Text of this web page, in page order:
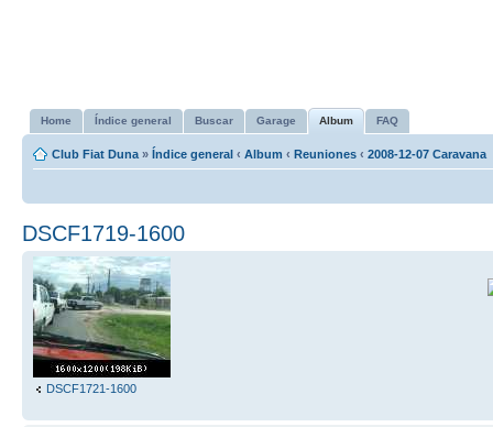
Home Índice general Buscar Garage Album FAQ
Club Fiat Duna » Índice general ‹ Album ‹ Reuniones ‹ 2008-12-07 Caravana
DSCF1719-1600
DSCF1721-1600